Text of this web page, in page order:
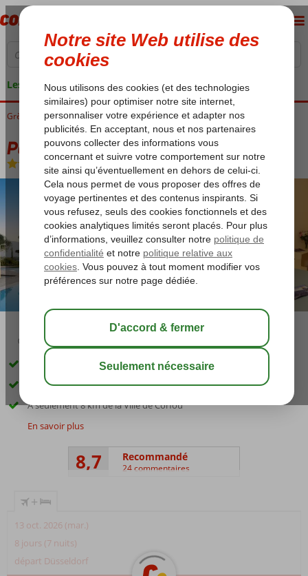
Les garanties de vacances
Grèce Corfu Gouvia Paradise Hotel
Paradise Hotel
Chambre et petit déjeuner-Hôtel
02:50 sauver
À proximité de Gouvia et de la plage
Vue imprenable
À seulement 8 km de la Ville de Corfou
En savoir plus
8,7 Recommandé
24 commentaires
+
13 oct. 2026 (mar.)
8 jours (7 nuits)
départ Düsseldorf